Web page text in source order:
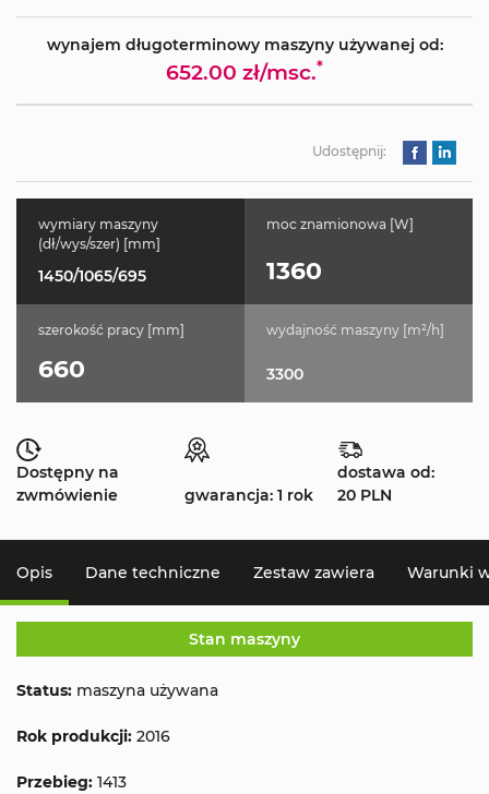
wynajem długoterminowy maszyny używanej od:
652.00 zł/msc.*
Udostępnij:
wymiary maszyny
(dł/wys/szer) [mm]
1450/1065/695
moc znamionowa [W]
1360
szerokość pracy [mm]
660
wydajność maszyny [m²/h]
3300
Dostępny na
zwmówienie
gwarancja: 1 rok
dostawa od:
20 PLN
Opis Dane techniczne Zestaw zawiera Warunki
Stan maszyny
Status: maszyna używana
Rok produkcji: 2016
Przebieg: 1413